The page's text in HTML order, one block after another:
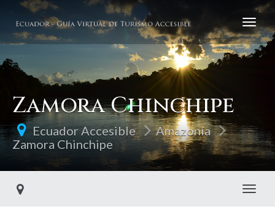
Zamora Chinchipe
Ecuador Accesible
Amazonía
Zamora Chinchipe